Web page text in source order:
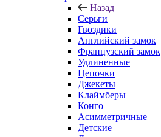
Назад
Серьги
Гвоздики
Английский замок
Французский замок
Удлиненные
Цепочки
Джекеты
Клаймберы
Конго
Асимметричные
Детские